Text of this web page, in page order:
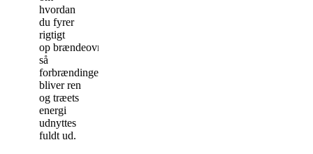
hvordan
du fyrer
rigtigt
op brændeovnen,
så
forbrændingen
bliver ren
og træets
energi
udnyttes
fuldt ud.